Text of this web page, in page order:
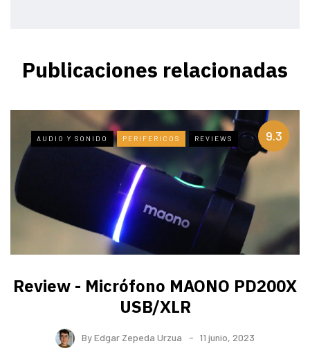
Publicaciones relacionadas
9.3
AUDIO Y SONIDO PERIFERICOS REVIEWS
Review - Micrófono MAONO PD200X
USB/XLR
ByEdgar Zepeda Urzua 11 junio, 2023